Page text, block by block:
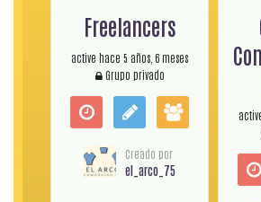
Freelancers
active hace 5 años, 6 meses
Grupo privado
Creado por
el_arco_75